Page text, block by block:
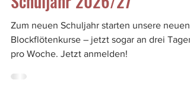
Vororchester
Neue Blockflötenkurse im
Schuljahr 2026/27
Zum neuen Schuljahr starten unsere neuen